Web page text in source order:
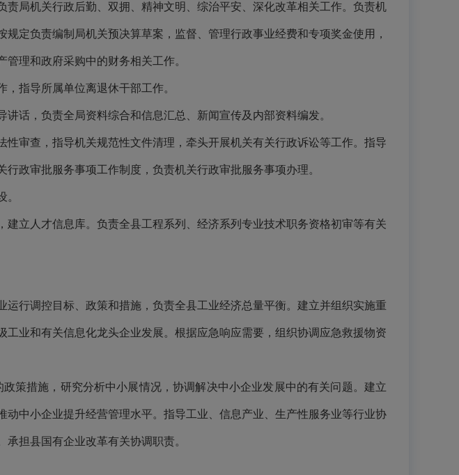
局机关行政后勤、双拥、精神文明、综治平安、深化改革相关工作。负责机
定负责编制局机关预决算草案，监督、管理行政事业经费和专项奖金使用，
理和政府采购中的财务相关工作。
指导所属单位离退休干部工作。
话，负责全局资料综合和信息汇总、新闻宣传及内部资料编发。
审查，指导机关规范性文件清理，牵头开展机关有关行政诉讼等工作。指导
政审批服务事项工作制度，负责机关行政审批服务事项办理。
立人才信息库。负责全县工程系列、经济系列专业技术职务资格初审等有关
运行调控目标、政策和措施，负责全县工业经济总量平衡。 建立并组织实施重
工业和有关信息化龙头企业发展。根据应急响应需要，组织协调应急救援物资
政策措施 ，研究分析中小展情况，协调解决中小企业发展中的有关问题。建立
中小企业提升经营管理水平。指导工业、信息产业、生产性服务业等行业协
担县国有企业改革有关协调职责。